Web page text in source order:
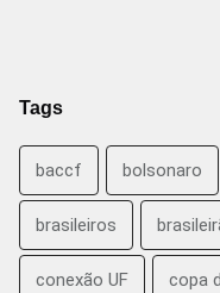
Tags
baccf bolsonaro
brasileiros
conexão UF copa